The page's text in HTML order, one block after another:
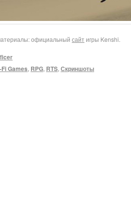
официальный сайт игры Kenshi.
Fi Games, RPG, RTS, Скриншоты